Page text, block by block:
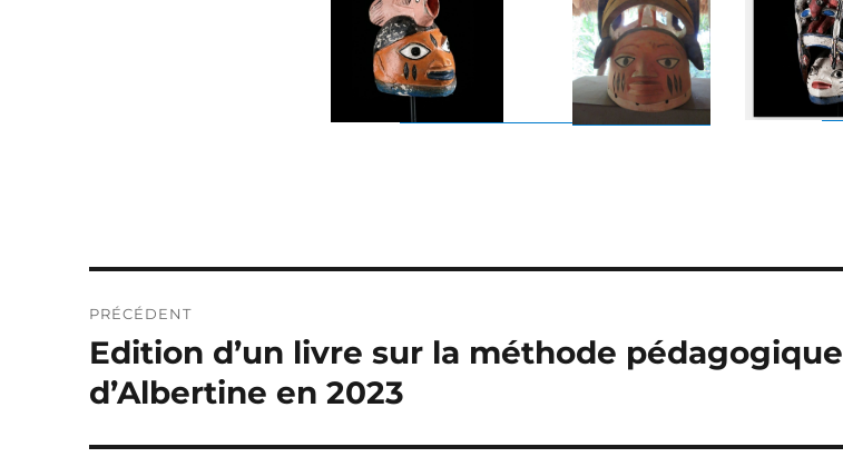
de
l’article
PRÉCÉDENT
Publication
précédente :
Edition d’un livre sur la méthode pédagogique
d’Albertine en 2023